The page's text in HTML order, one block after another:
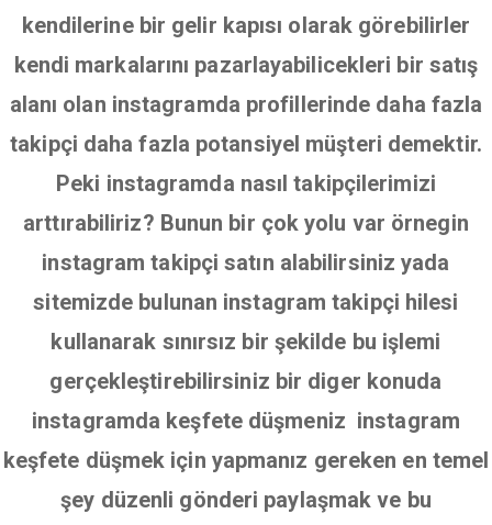
kendilerine bir gelir kapısı olarak görebilirler
kendi markalarını pazarlayabilicekleri bir satış
alanı olan instagramda profillerinde daha fazla
takipçi daha fazla potansiyel müşteri demektir.
Peki instagramda nasıl takipçilerimizi
arttırabiliriz? Bunun bir çok yolu var örnegin
instagram takipçi satın alabilirsiniz yada
sitemizde bulunan instagram takipçi hilesi
kullanarak sınırsız bir şekilde bu işlemi
gerçekleştirebilirsiniz bir diger konuda
instagramda keşfete düşmeniz instagram
keşfete düşmek için yapmanız gereken en temel
şey düzenli gönderi paylaşmak ve bu